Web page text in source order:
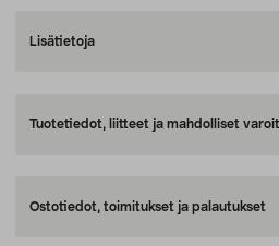
Lisätietoja
Tuotetiedot, liitteet ja mahdolliset
Ostotiedot, toimitukset ja palautukset